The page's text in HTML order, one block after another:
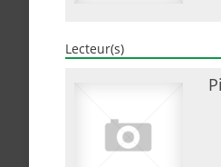
Lecteur(s)